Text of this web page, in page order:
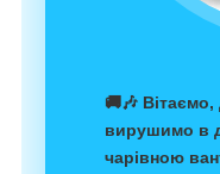
🚚🎶
вирушимо в
чарівною